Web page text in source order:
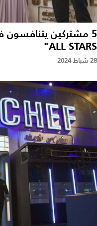
ALL STARS"
28 شباط 2024